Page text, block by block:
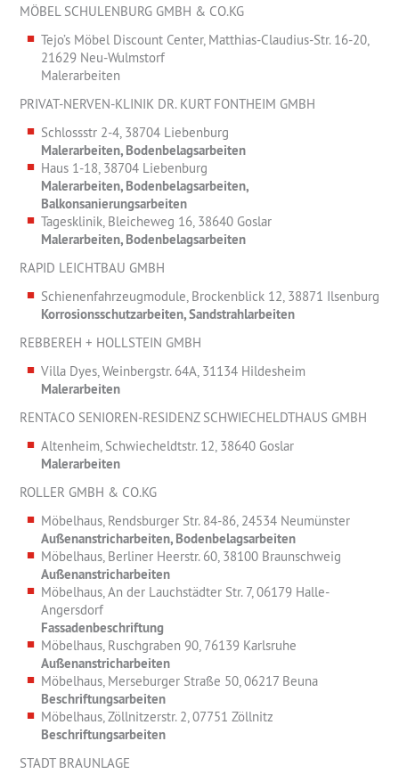
MÖBEL SCHULENBURG GMBH & CO.KG
Tejo’s Möbel Discount Center, Matthias-Claudius-Str. 16-20,
21629 Neu-Wulmstorf
Malerarbeiten
PRIVAT-NERVEN-KLINIK DR. KURT FONTHEIM GMBH
Schlossstr 2-4, 38704 Liebenburg
Malerarbeiten, Bodenbelagsarbeiten
Haus 1-18, 38704 Liebenburg
Malerarbeiten, Bodenbelagsarbeiten,
Balkonsanierungsarbeiten
Tagesklinik, Bleicheweg 16, 38640 Goslar
Malerarbeiten, Bodenbelagsarbeiten
RAPID LEICHTBAU GMBH
Schienenfahrzeugmodule, Brockenblick 12, 38871 Ilsenburg
Korrosionsschutzarbeiten, Sandstrahlarbeiten
REBBEREH + HOLLSTEIN GMBH
Villa Dyes, Weinbergstr. 64A, 31134 Hildesheim
Malerarbeiten
RENTACO SENIOREN-RESIDENZ SCHWIECHELDTHAUS GMBH
Altenheim, Schwiecheldtstr. 12, 38640 Goslar
Malerarbeiten
ROLLER GMBH & CO.KG
Möbelhaus, Rendsburger Str. 84-86, 24534 Neumünster
Außenanstricharbeiten, Bodenbelagsarbeiten
Möbelhaus, Berliner Heerstr. 60, 38100 Braunschweig
Außenanstricharbeiten
Möbelhaus, An der Lauchstädter Str. 7, 06179 Halle-
Angersdorf
Fassadenbeschriftung
Möbelhaus, Ruschgraben 90, 76139 Karlsruhe
Außenanstricharbeiten
Möbelhaus, Merseburger Straße 50, 06217 Beuna
Beschriftungsarbeiten
Möbelhaus, Zöllnitzerstr. 2, 07751 Zöllnitz
Beschriftungsarbeiten
STADT BRAUNLAGE